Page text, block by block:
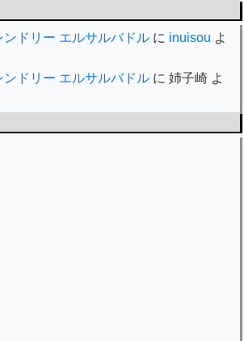
ンドリー エルサルバドル に inuisou よ
ンドリー エルサルバドル に 姉子崎 よ